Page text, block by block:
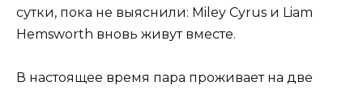
сутки, пока не выяснили: Miley Cyrus и Liam
Hemsworth вновь живут вместе.
В настоящее время пара проживает на две